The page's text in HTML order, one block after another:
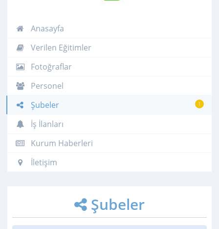
Anasayfa
Verilen Eğitimler
Fotoğraflar
Personel
1
Şubeler
İş İlanları
Kurum Haberleri
İletişim
Şubeler